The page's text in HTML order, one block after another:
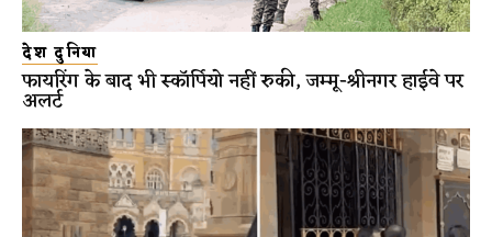
देश दुनिया
फायरिंग के बाद भी स्कॉर्पियो नहीं रुकी, जम्मू-श्रीनगर हाईवे पर
अलर्ट